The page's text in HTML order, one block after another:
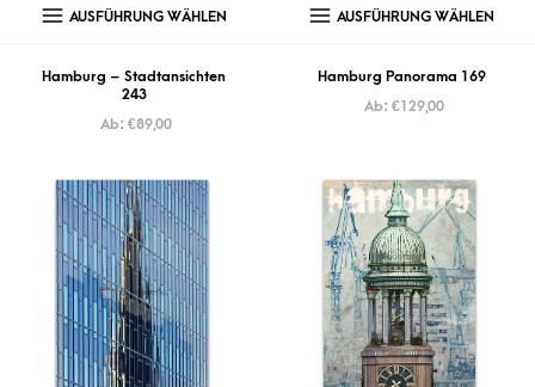
AUSFÜHRUNG WÄHLEN
Hamburg – Stadtansichten
243
Ab: €89,00
AUSFÜHRUNG WÄHLEN
Hamburg Panorama 169
Ab: €129,00